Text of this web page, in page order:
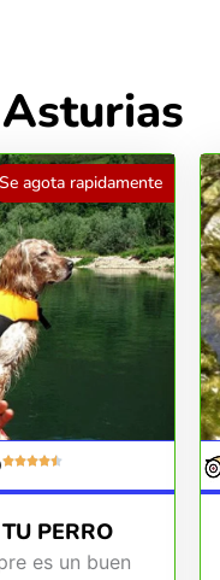
Se agota rapidamente
PERRO
es un buen